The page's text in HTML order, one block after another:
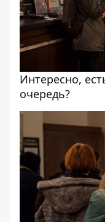
Интересно,
очередь?